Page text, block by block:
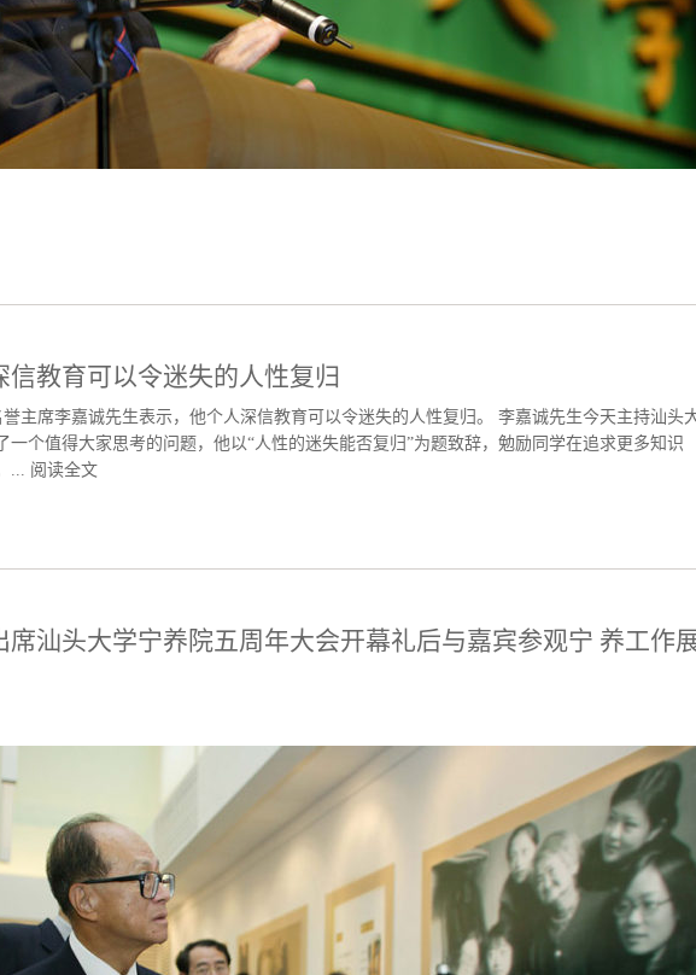
信教育可以令迷失的人性复归
主席李嘉诚先生表示，他个人深信教育可以令迷失的人性复归。 李嘉诚先生今天主持汕头
一个值得大家思考的问题，他以“人性的迷失能否复归”为题致辞，勉励同学在追求更多知识
... 阅读全文
席汕头大学宁养院五周年大会开幕礼后与嘉宾参观宁 养工作